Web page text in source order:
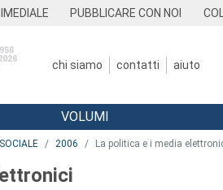
PUBBLICARE CON NOI
chi siamo contatti aiuto
VOLUMI
2006 La politica e i media